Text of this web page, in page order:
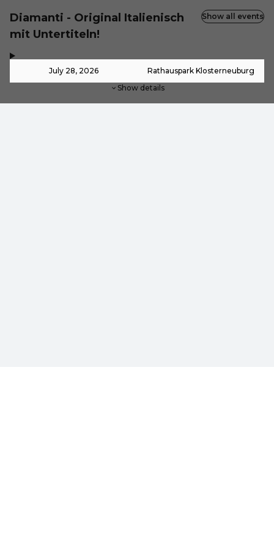
Diamanti - Original Italienisch
mit Untertiteln!
July 28, 2026 Rathauspark Klosterneuburg
Show details
Show all events